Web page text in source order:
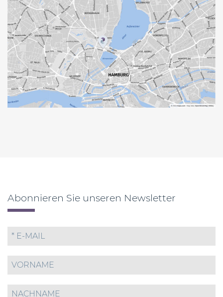
Abonnieren Sie unseren Newsletter